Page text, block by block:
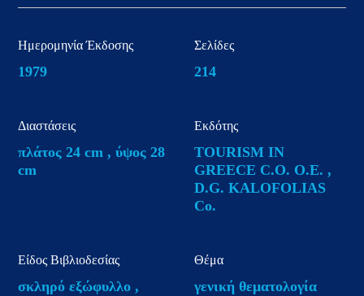
Ημερομηνία Έκδοσης
1979
Σελίδες
214
Διαστάσεις
πλάτος 24 cm , ύψος 28
cm
Εκδότης
TOURISM IN
GREECE C.O. O.E. ,
D.G. KALOFOLIAS
Co.
Είδος Βιβλιοδεσίας
σκληρό εξώφυλλο ,
Θέμα
γενική θεματολογία